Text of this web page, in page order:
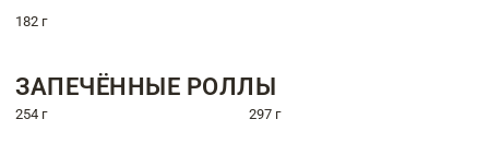
182 г
ЗАПЕЧЁННЫЕ РОЛЛЫ
254 г 297 г